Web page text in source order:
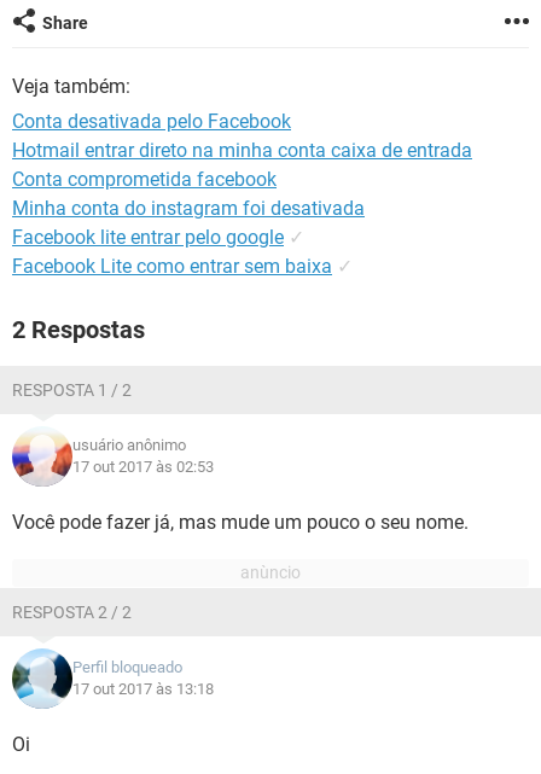
GUIA DE COMPRAS
Share
Veja também:
Conta desativada pelo Facebook
Hotmail entrar direto na minha conta caixa de entrada
Conta comprometida facebook
Minha conta do instagram foi desativada
Facebook lite entrar pelo google ✓
Facebook Lite como entrar sem baixa ✓
2 Respostas
RESPOSTA 1 / 2
usuário anônimo
17 out 2017 às 02:53
Você pode fazer já, mas mude um pouco o seu nome.
RESPOSTA 2 / 2
Perfil bloqueado
17 out 2017 às 13:18
Oi